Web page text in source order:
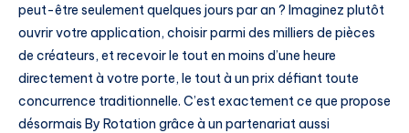
peut-être seulement quelques jours par an ? Imaginez plutôt
ouvrir votre application, choisir parmi des milliers de pièces
de créateurs, et recevoir le tout en moins d’une heure
directement à votre porte, le tout à un prix défiant toute
concurrence traditionnelle. C’est exactement ce que propose
désormais By Rotation grâce à un partenariat aussi